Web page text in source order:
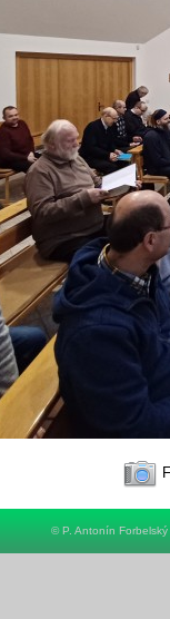
© P. Antonín